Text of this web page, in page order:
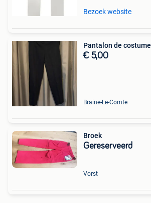
Bezoek website
Pantalon de costume
€ 5,00
Braine-Le-Comte
Broek
Gereserveerd
Vorst